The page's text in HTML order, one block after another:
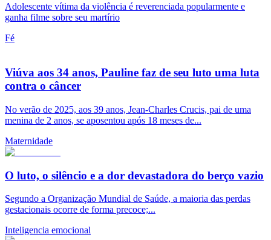
Adolescente vítima da violência é reverenciada popularmente e
ganha filme sobre seu martírio
Fé
Viúva aos 34 anos, Pauline faz de seu luto uma luta
contra o câncer
No verão de 2025, aos 39 anos, Jean-Charles Crucis, pai de uma
menina de 2 anos, se aposentou após 18 meses de...
Maternidade
O luto, o silêncio e a dor devastadora do berço vazio
Segundo a Organização Mundial de Saúde, a maioria das perdas
gestacionais ocorre de forma precoce;...
Inteligencia emocional